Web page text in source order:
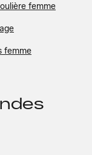
femme
femme